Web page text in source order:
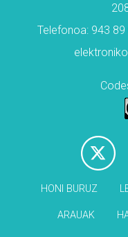
Telefonoa: 943
HONI BURUZ
ARAUAK